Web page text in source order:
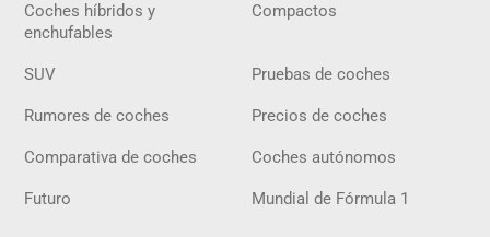
Coches híbridos y
enchufables
Compactos
SUV Pruebas de coches
Rumores de coches Precios de coches
Comparativa de coches Coches autónomos
Futuro Mundial de Fórmula 1